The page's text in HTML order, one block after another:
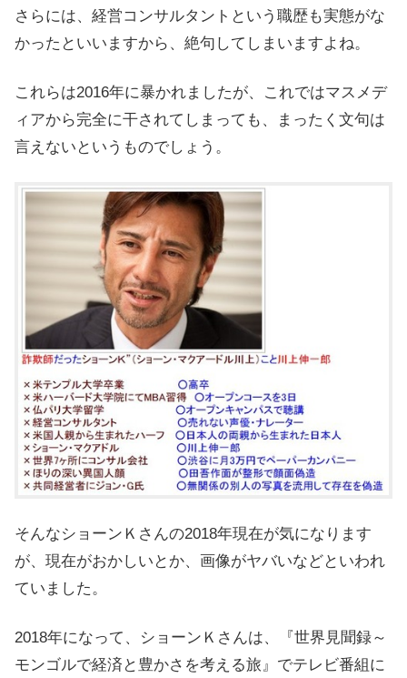
さらには、経営コンサルタントという職歴も実態がな
かったといいますから、絶句してしまいますよね。
これらは2016年に暴かれましたが、これではマスメデ
ィアから完全に干されてしまっても、まったく文句は
言えないというものでしょう。
そんなショーンＫさんの2018年現在が気になります
が、現在がおかしいとか、画像がヤバいなどといわれ
ていました。
2018年になって、ショーンＫさんは、『世界見聞録～
モンゴルで経済と豊かさを考える旅』でテレビ番組に